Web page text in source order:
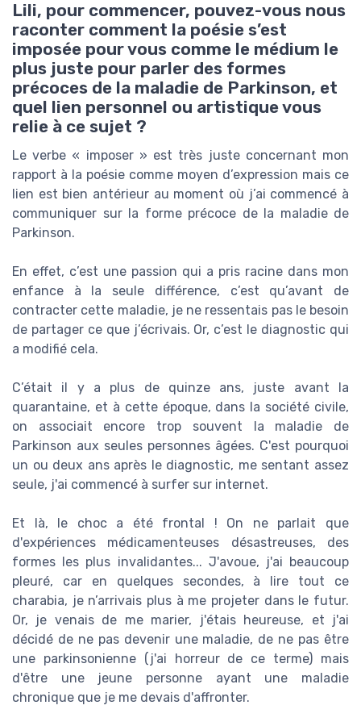
Lili, pour commencer, pouvez-vous nous
raconter comment la poésie s’est
imposée pour vous comme le médium le
plus juste pour parler des formes
précoces de la maladie de Parkinson, et
quel lien personnel ou artistique vous
relie à ce sujet ?
Le verbe « imposer » est très juste concernant mon
rapport à la poésie comme moyen d’expression mais ce
lien est bien antérieur au moment où j’ai commencé à
communiquer sur la forme précoce de la maladie de
Parkinson.
En effet, c’est une passion qui a pris racine dans mon
enfance à la seule différence, c’est qu’avant de
contracter cette maladie, je ne ressentais pas le besoin
de partager ce que j’écrivais. Or, c’est le diagnostic qui
a modifié cela.
C’était il y a plus de quinze ans, juste avant la
quarantaine, et à cette époque, dans la société civile,
on associait encore trop souvent la maladie de
Parkinson aux seules personnes âgées. C'est pourquoi
un ou deux ans après le diagnostic, me sentant assez
seule, j'ai commencé à surfer sur internet.
Et là, le choc a été frontal ! On ne parlait que
d'expériences médicamenteuses désastreuses, des
formes les plus invalidantes... J'avoue, j'ai beaucoup
pleuré, car en quelques secondes, à lire tout ce
charabia, je n’arrivais plus à me projeter dans le futur.
Or, je venais de me marier, j'étais heureuse, et j'ai
décidé de ne pas devenir une maladie, de ne pas être
une parkinsonienne (j'ai horreur de ce terme) mais
d'être une jeune personne ayant une maladie
chronique que je me devais d'affronter.